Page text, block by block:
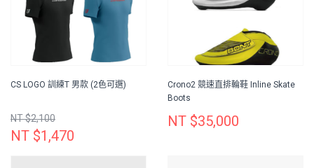
CS LOGO 訓練T 男款 (2色可選)
NT $2,100
NT $1,470
Crono2 競速直排輪鞋 Inline Skate
Boots
NT $35,000